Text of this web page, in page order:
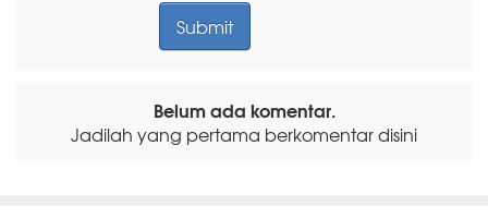
Belum ada komentar.
Jadilah yang pertama berkomentar disini